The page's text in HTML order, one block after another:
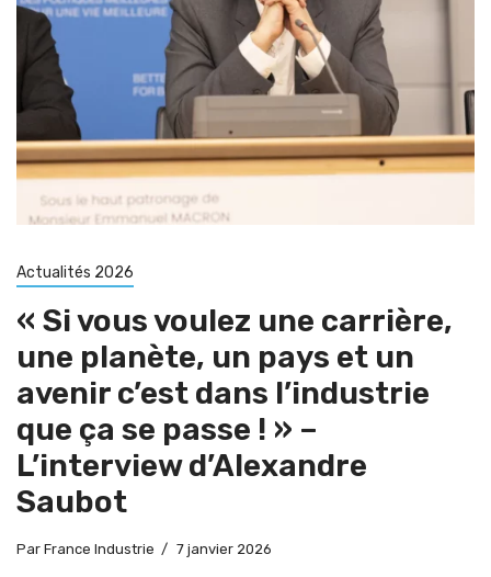
Actualités 2026
« Si vous voulez une carrière,
une planète, un pays et un
avenir c’est dans l’industrie
que ça se passe ! » –
L’interview d’Alexandre
Saubot
Par France Industrie 7 janvier 2026